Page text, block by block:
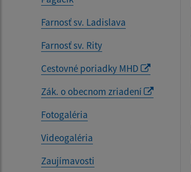
Farnosť sv. Ladislava
Farnosť sv. Rity
Cestovné poriadky MHD
Zák. o obecnom zriadení
Fotogaléria
Videogaléria
Zaujímavosti